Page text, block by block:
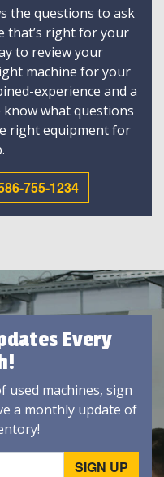
the questions to ask
that’s right for your
to review your
machine for your
experience and a
what questions
right equipment for
755-1234
Every
machines, sign
a monthly update of